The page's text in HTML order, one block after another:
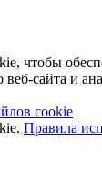
чтобы
сайта и
cookie
Правила